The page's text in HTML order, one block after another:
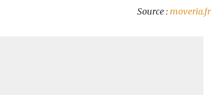
Source : moveria.fr